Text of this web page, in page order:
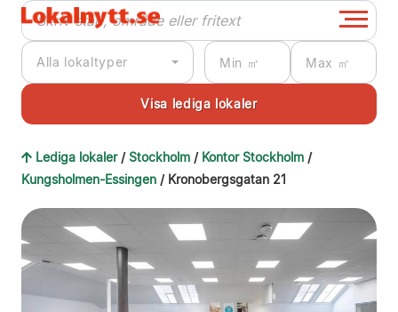
Alla lokaltyper
Lediga lokaler / Stockholm / Kontor Stockholm /
Kungsholmen-Essingen / Kronobergsgatan 21